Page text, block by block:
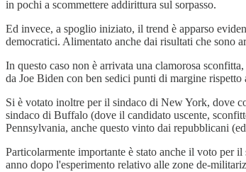
in pochi a scommettere addirittura sul sorpasso.
Ed invece, a spoglio iniziato, il trend è apparso
democratici. Alimentato anche dai risultati che sono
In questo caso non è arrivata una clamorosa
da Joe Biden con ben sedici punti di margine
Si è votato inoltre per il sindaco di New York, dove
sindaco di Buffalo (dove il candidato uscente,
Pennsylvania, anche questo vinto dai repubblicani
Particolarmente importante è stato anche il voto per
anno dopo l'esperimento relativo alle zone de-